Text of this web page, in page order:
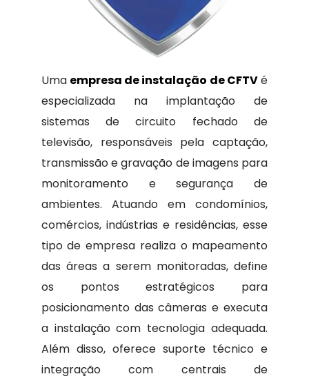
Uma empresa de instalação de CFTVé
especializada na implantação de
sistemas de circuito fechado de
televisão, responsáveis pela captação,
transmissão e gravação de imagens para
monitoramento e segurança de
ambientes. Atuando em condomínios,
comércios, indústrias e residências, esse
tipo de empresa realiza o mapeamento
das áreas a serem monitoradas, define
os pontos estratégicos para
posicionamento das câmeras e executa
a instalação com tecnologia adequada.
Além disso, oferece suporte técnico e
integração com centrais de